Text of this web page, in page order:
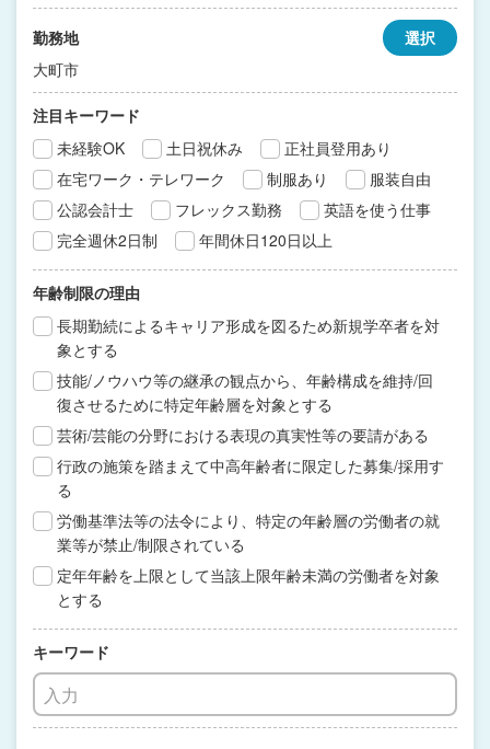
勤務地
大町市
選択
注目キーワード
未経験OK
土日祝休み
正社員登用あり
在宅ワーク・テレワーク
制服あり
服装自由
公認会計士
フレックス勤務
英語を使う仕事
完全週休2日制
年間休日120日以上
年齢制限の理由
長期勤続によるキャリア形成を図るため新規学卒者を対
象とする
技能/ノウハウ等の継承の観点から、年齢構成を維持/回
復させるために特定年齢層を対象とする
芸術/芸能の分野における表現の真実性等の要請がある
行政の施策を踏まえて中高年齢者に限定した募集/採用す
る
労働基準法等の法令により、特定の年齢層の労働者の就
業等が禁止/制限されている
定年年齢を上限として当該上限年齢未満の労働者を対象
とする
キーワード